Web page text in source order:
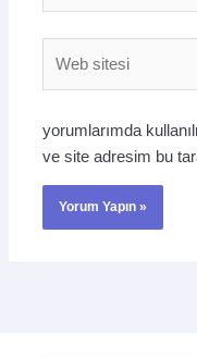
yorumlarımda
ve site adresim bu